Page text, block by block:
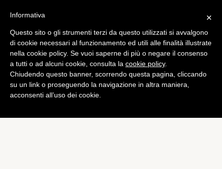
Games
Candy Crush passa nelle
mani dei creatori di Call of
Duty
diLuigi Sirito
×
Informativa
Questo sito o gli strumenti terzi da questo utilizzati si avvalgono
di cookie necessari al funzionamento ed utili alle finalità illustrate
nella cookie policy. Se vuoi saperne di più o negare il consenso
a tutti o ad alcuni cookie, consulta la cookie policy.
Chiudendo questo banner, scorrendo questa pagina, cliccando
su un link o proseguendo la navigazione in altra maniera,
acconsenti all’uso dei cookie.